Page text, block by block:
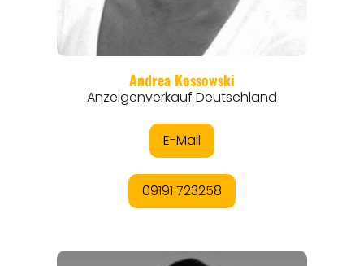
REISEMAGAZINE
ANGEBOTE